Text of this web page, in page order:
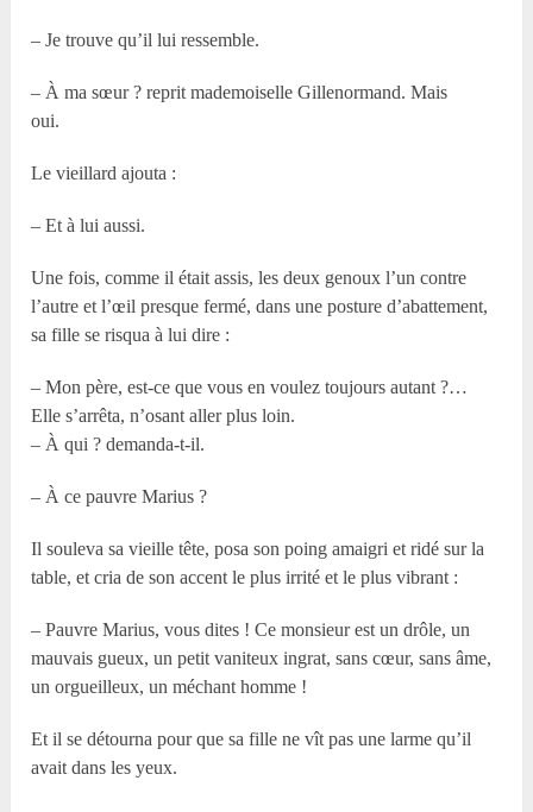
– Je trouve qu’il lui ressemble.
– À ma sœur ? reprit mademoiselle Gillenormand. Mais
oui.
Le vieillard ajouta :
– Et à lui aussi.
Une fois, comme il était assis, les deux genoux l’un contre
l’autre et l’œil presque fermé, dans une posture d’abattement,
sa fille se risqua à lui dire :
– Mon père, est-ce que vous en voulez toujours autant ?…
Elle s’arrêta, n’osant aller plus loin.
– À qui ? demanda-t-il.
– À ce pauvre Marius ?
Il souleva sa vieille tête, posa son poing amaigri et ridé sur la
table, et cria de son accent le plus irrité et le plus vibrant :
– Pauvre Marius, vous dites ! Ce monsieur est un drôle, un
mauvais gueux, un petit vaniteux ingrat, sans cœur, sans âme,
un orgueilleux, un méchant homme !
Et il se détourna pour que sa fille ne vît pas une larme qu’il
avait dans les yeux.